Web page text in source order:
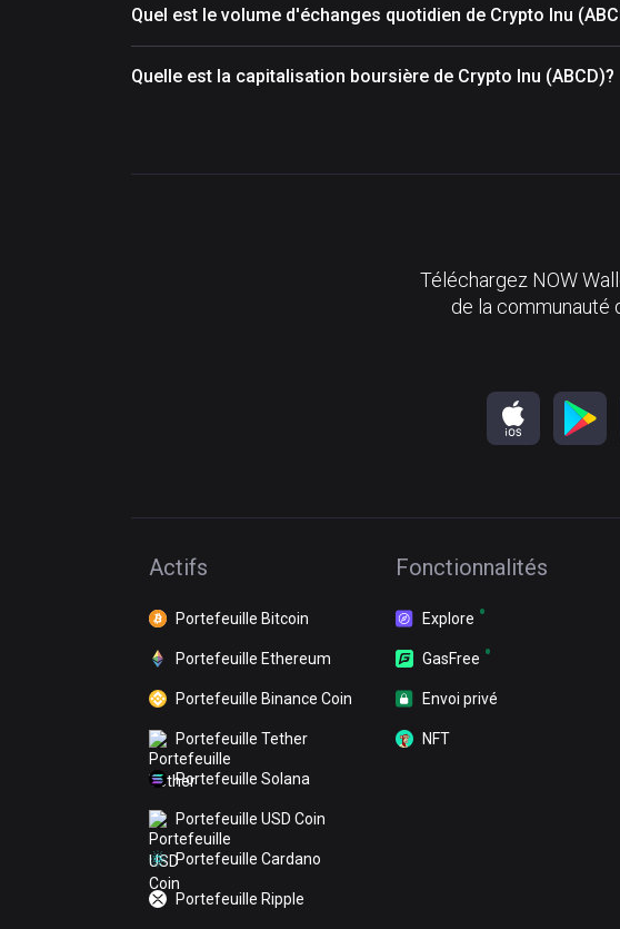
Quel est le volume d'échanges quotidien de Crypto Inu
Quelle est la capitalisation boursière de Crypto Inu (ABCD)?
Téléchargez NOW
de la communauté
Actifs
Portefeuille Bitcoin
Portefeuille Ethereum
Portefeuille Binance Coin
Portefeuille Tether
Portefeuille Solana
Portefeuille USD Coin
Portefeuille Cardano
Portefeuille Ripple
Fonctionnalités
Explore
GasFree
Envoi privé
NFT